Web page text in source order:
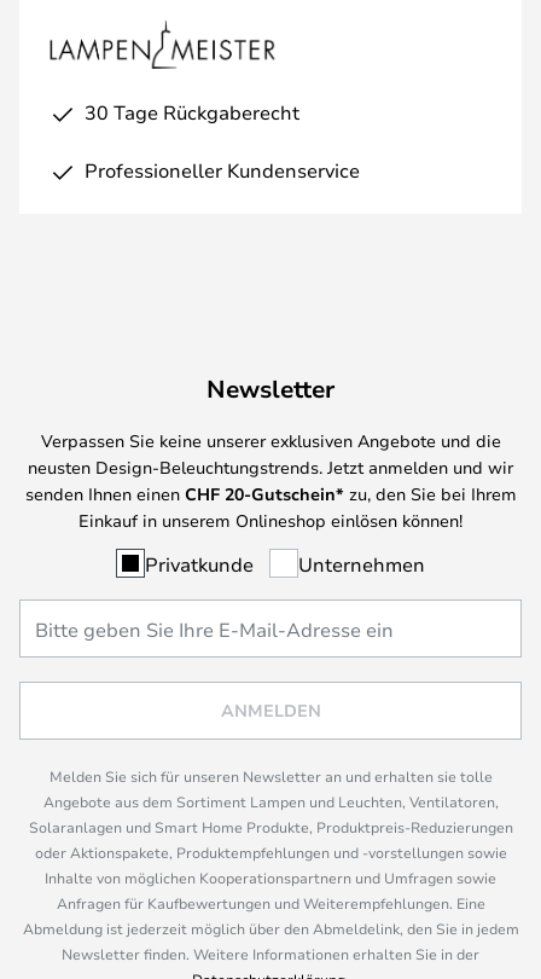
30 Tage Rückgaberecht
Professioneller Kundenservice
Newsletter
Verpassen Sie keine unserer exklusiven Angebote und die
neusten Design-Beleuchtungstrends. Jetzt anmelden und wir
senden Ihnen einen CHF 20-Gutschein* zu, den Sie bei Ihrem
Einkauf in unserem Onlineshop einlösen können!
Privatkunde Unternehmen
ANMELDEN
Melden Sie sich für unseren Newsletter an und erhalten sie tolle
Angebote aus dem Sortiment Lampen und Leuchten, Ventilatoren,
Solaranlagen und Smart Home Produkte, Produktpreis-Reduzierungen
oder Aktionspakete, Produktempfehlungen und -vorstellungen sowie
Inhalte von möglichen Kooperationspartnern und Umfragen sowie
Anfragen für Kaufbewertungen und Weiterempfehlungen. Eine
Abmeldung ist jederzeit möglich über den Abmeldelink, den Sie in jedem
Newsletter finden. Weitere Informationen erhalten Sie in der